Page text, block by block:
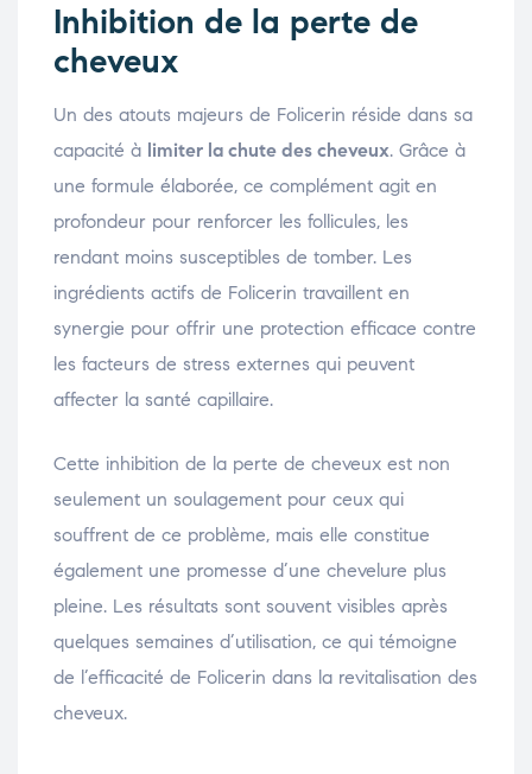
Inhibition de la perte de
cheveux
Un des atouts majeurs de Folicerin réside dans sa
capacité à limiter la chute des cheveux. Grâce à
une formule élaborée, ce complément agit en
profondeur pour renforcer les follicules, les
rendant moins susceptibles de tomber. Les
ingrédients actifs de Folicerin travaillent en
synergie pour offrir une protection efficace contre
les facteurs de stress externes qui peuvent
affecter la santé capillaire.
Cette inhibition de la perte de cheveux est non
seulement un soulagement pour ceux qui
souffrent de ce problème, mais elle constitue
également une promesse d’une chevelure plus
pleine. Les résultats sont souvent visibles après
quelques semaines d’utilisation, ce qui témoigne
de l’efficacité de Folicerin dans la revitalisation des
cheveux.